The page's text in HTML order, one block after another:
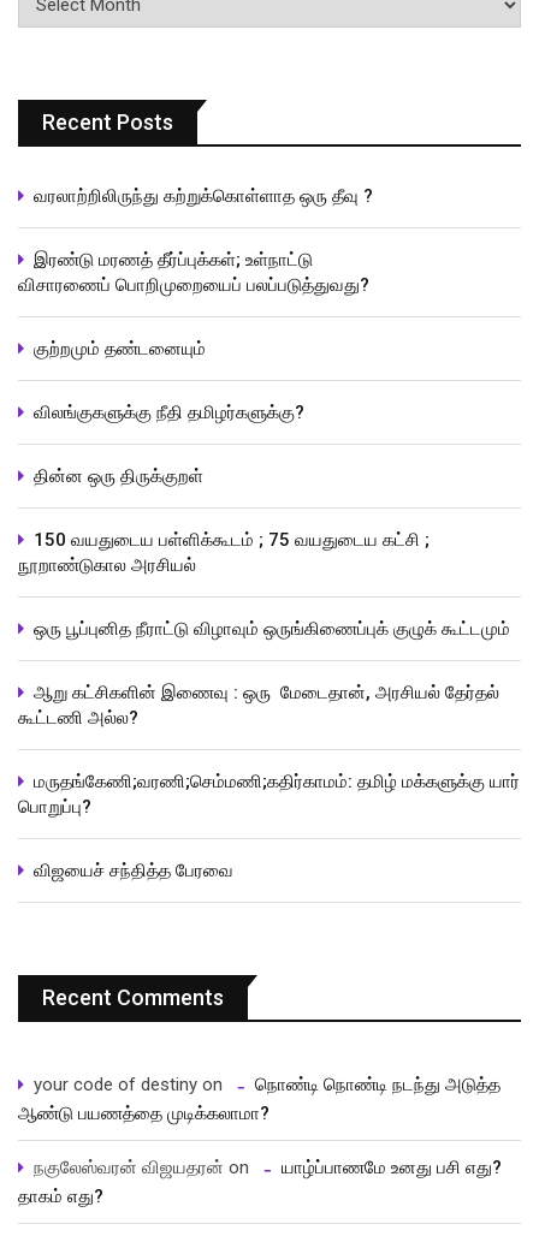
வரிசை
Recent Posts
வரலாற்றிலிருந்து கற்றுக்கொள்ளாத ஒரு தீவு ?
இரண்டு மரணத் தீர்ப்புக்கள்; உள்நாட்டு
விசாரணைப் பொறிமுறையைப் பலப்படுத்துவது?
குற்றமும் தண்டனையும்
விலங்குகளுக்கு நீதி தமிழர்களுக்கு?
தின்ன ஒரு திருக்குறள்
150 வயதுடைய பள்ளிக்கூடம் ; 75 வயதுடைய கட்சி ;
நூறாண்டுகால அரசியல்
ஒரு பூப்புனித நீராட்டு விழாவும் ஒருங்கிணைப்புக் குழுக் கூட்டமும்
ஆறு கட்சிகளின் இணைவு : ஒரு மேடைதான், அரசியல் தேர்தல்
கூட்டணி அல்ல?
மருதங்கேணி;வரணி;செம்மணி;கதிர்காமம்: தமிழ் மக்களுக்கு யார்
பொறுப்பு?
விஜயைச் சந்தித்த பேரவை
Recent Comments
your code of destiny on
நொண்டி நொண்டி நடந்து அடுத்த
ஆண்டு பயணத்தை முடிக்கலாமா?
நகுலேஸ்வரன் விஜயதரன் on
யாழ்ப்பாணமே உனது பசி எது?
தாகம் எது?